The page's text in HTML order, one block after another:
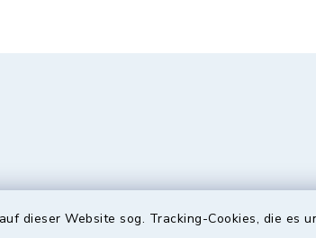
dieser Website sog. Tracking-Cookies, die